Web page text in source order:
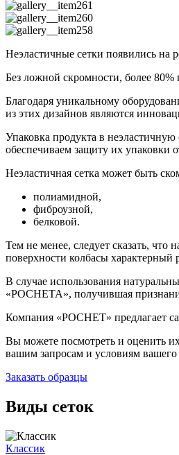
Неэластичные сетки появились
Без ложной скромности, более
Благодаря уникальному
из этих дизайнов являются
Упаковка продукта в
обеспечиваем защиту их упаковки
Неэластичная сетка может быть
полиамидной,
фиброузной,
белковой.
Тем не менее, следует сказать,
поверхности колбасы характерный
В случае использования
«РОСНЕТА», получившая
Компания «РОСНЕТ» предлагает
Вы можете посмотреть и оценить
вашим запросам и условиям вашего
Заказать образцы
Виды сеток
Классик